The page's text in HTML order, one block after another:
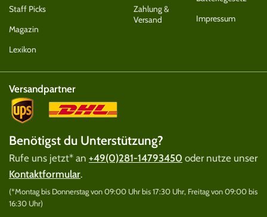
Staff Picks
Magazin
Lexikon
Zahlung &
Versand
Impressum
Versandpartner
Benötigst du Unterstützung?
Rufe uns jetzt* an +49(0)281-14793450 oder nutze unser
Kontaktformular.
(*Montag bis Donnerstag von 09:00 Uhr bis 17:30 Uhr, Freitag von 09:00 bis
16:30 Uhr)